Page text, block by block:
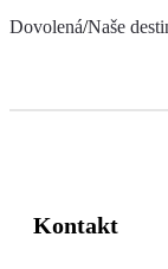
Dovolená/Naše
Kontakt